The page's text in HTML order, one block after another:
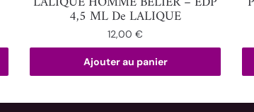
4,5 ML De LALIQUE
12,00€
Ajouter au panier